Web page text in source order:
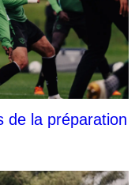
de la préparation